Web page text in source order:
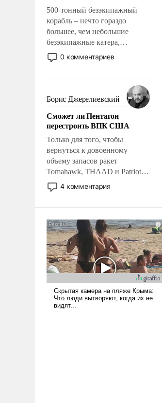
500-тонный безэкипажный
корабль – нечто гораздо
большее, чем небольшие
безэкипажные катера,
применение которых уже
стало обыденностью. Задача по
сложна и амбициозна. Однако
и ее реализация радикально
поднимет наши боевые
возможности.
0 комментариев
Борис Джерелиевский
Сможет ли Пентагон
перестроить ВПК США
Только для того, чтобы
вернуться к довоенному
объему запасов ракет
Tomahawk, THAAD и Patriot
США потребуется более трех
лет. Даже небольшая война с
Сложившаяся ситуация
означает многолетний период
уязвимости США, например,
перед Китаем.
4 комментария